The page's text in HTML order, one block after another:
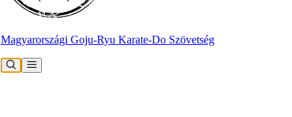
Magyarországi Goju-Ryu Karate-Do Szövetség